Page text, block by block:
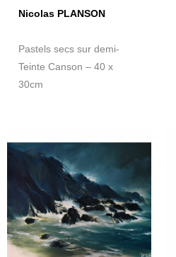
Nicolas PLANSON
Pastels secs sur demi-
Teinte Canson – 40 x
30cm